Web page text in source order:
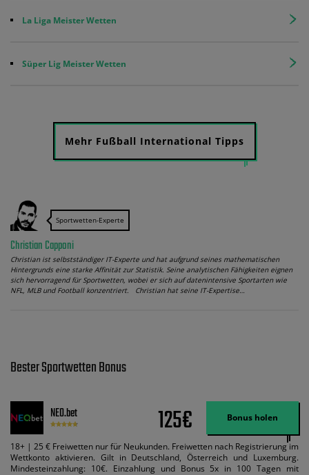
La Liga Meister Wetten
Süper Lig Meister Wetten
Mehr Fußball International Tipps
Sportwetten-Experte
Christian Capponi
Christian ist selbstständiger IT-Experte und hat aufgrund seines mathematischen
Hintergrunds eine starke Affinität zur Statistik. Seine analytischen Fähigkeiten eignen
sich hervorragend für Sportwetten, wobei er sich auf datenintensive Sportarten wie
NFL, MLB und Football konzentriert. Christian hat seine IT-Expertise…
Bester Sportwetten Bonus
NEO.bet 125€ Bonus holen
18+ | 25 € Freiwetten nur für Neukunden. Freiwetten nach Registrierung im
Wettkonto aktivieren. Gilt in Deutschland, Österreich und Luxemburg.
Mindesteinzahlung: 10€. Einzahlung und Bonus 5x in 100 Tagen mit